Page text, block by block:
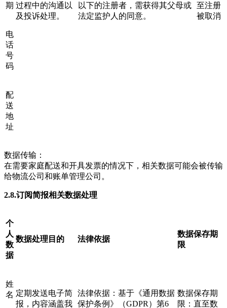
过程中的沟通以
及投诉处理。
以下的注册者，需获得其父母或
法定监护人的同意。
至注册
被取消
期
电
话
号
码
配
送
地
址
数据传输：
在需要家庭配送和开具发票的情况下，相关数据可能会被传输
给物流公司和账单管理公司。
2.8.订阅简报相关数据处理
个
人
数
据
数据处理目的 法律依据
数据保存期
限
姓
名 定期发送电子简
报，内容涵盖我
法律依据：基于《通用数据
保护条例》（GDPR）第6
数据保存期
限：直至数